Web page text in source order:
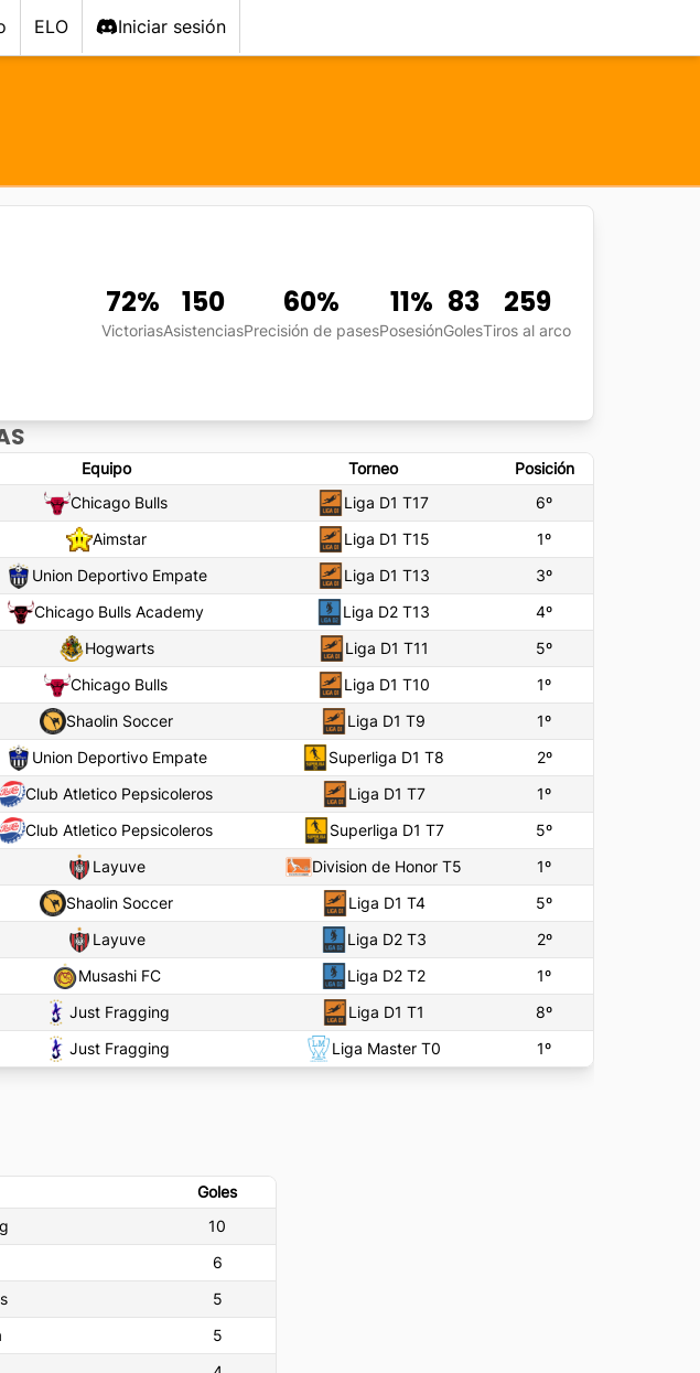
ELO Iniciar sesión
72%
Victorias
150
Asistencias
60%
Precisión de pases
11%
Posesión
83
Goles
259
Tiros al arco
Equipo Torneo
Posición
Chicago Bulls
Liga D1 T17 6º
Aimstar
Liga D1 T15 1º
Union Deportivo Empate
Liga D1 T13 3º
Chicago Bulls Academy
Liga D2 T13 4º
Hogwarts
Liga D1 T11 5º
Chicago Bulls
Liga D1 T10 1º
Shaolin Soccer
Liga D1 T9 1º
Union Deportivo Empate
Superliga D1 T8 2º
Club Atletico Pepsicoleros
Liga D1 T7 1º
Club Atletico Pepsicoleros
Superliga D1 T7 5º
Layuve
Division de Honor T5 1º
Shaolin Soccer
Liga D1 T4 5º
Layuve
Liga D2 T3 2º
Musashi FC
Liga D2 T2 1º
Just Fragging
Liga D1 T1 8º
Just Fragging
Liga Master T0 1º
Goles
10
6
5
5